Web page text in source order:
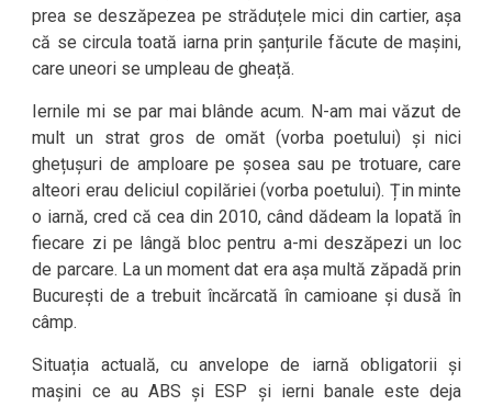
prea se deszăpezea pe străduțele mici din cartier, așa
că se circula toată iarna prin șanțurile făcute de mașini,
care uneori se umpleau de gheață.
Iernile mi se par mai blânde acum. N-am mai văzut de
mult un strat gros de omăt (vorba poetului) și nici
ghețușuri de amploare pe șosea sau pe trotuare, care
alteori erau deliciul copilăriei (vorba poetului). Țin minte
o iarnă, cred că cea din 2010, când dădeam la lopată în
fiecare zi pe lângă bloc pentru a-mi deszăpezi un loc
de parcare. La un moment dat era așa multă zăpadă prin
București de a trebuit încărcată în camioane și dusă în
câmp.
Situația actuală, cu anvelope de iarnă obligatorii și
mașini ce au ABS și ESP și ierni banale este deja